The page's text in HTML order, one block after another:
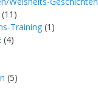
(11)
Training (1)
(4)
(5)